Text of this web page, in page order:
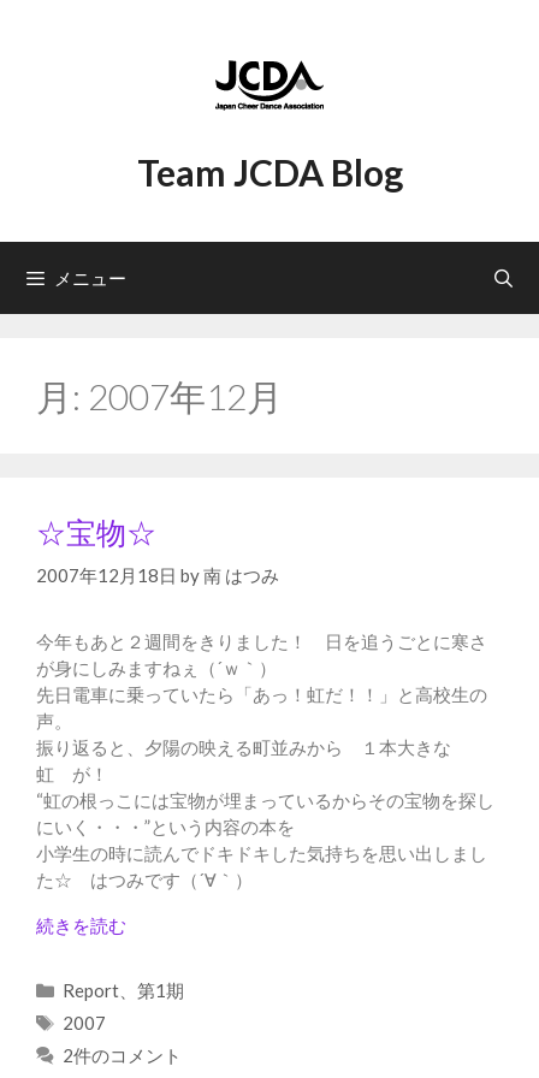
Team JCDA Blog
メニュー
月: 2007年12月
☆宝物☆
2007年12月18日 by南 はつみ
今年もあと２週間をきりました！ 日を追うごとに寒さ
が身にしみますねぇ（´ｗ｀）
先日電車に乗っていたら「あっ！虹だ！！」と高校生の
声。
振り返ると、夕陽の映える町並みから １本大きな
虹 が！
“虹の根っこには宝物が埋まっているからその宝物を探し
にいく・・・”という内容の本を
小学生の時に読んでドキドキした気持ちを思い出しまし
た☆ はつみです（´∀｀）
続きを読む
カ
テ
リ
Report
第1期
タ
グ
2007
2件のコメント